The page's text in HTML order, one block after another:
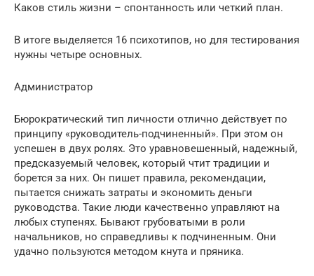
Каков стиль жизни – спонтанность или четкий план.
В итоге выделяется 16 психотипов, но для тестирования
нужны четыре основных.
Администратор
Бюрократический тип личности отлично действует по
принципу «руководитель-подчиненный». При этом он
успешен в двух ролях. Это уравновешенный, надежный,
предсказуемый человек, который чтит традиции и
борется за них. Он пишет правила, рекомендации,
пытается снижать затраты и экономить деньги
руководства. Такие люди качественно управляют на
любых ступенях. Бывают грубоватыми в роли
начальников, но справедливы к подчиненным. Они
удачно пользуются методом кнута и пряника.